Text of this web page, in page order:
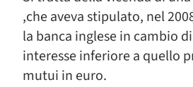
,che aveva stipulato, nel
la banca inglese in cambio
interesse inferiore a quello
mutui in euro.